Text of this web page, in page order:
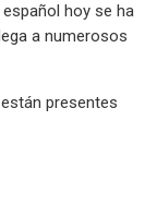
hoy se ha
a numerosos
presentes